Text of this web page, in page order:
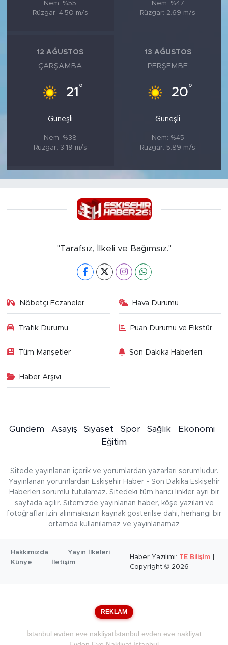
Nem: %55
Rüzgar: 4.50 m/s
Nem: %47
Rüzgar: 2.69 m/s
12 AĞUSTOS
ÇARŞAMBA
21 °
Güneşli
Nem: %38
Rüzgar: 3.19 m/s
13 AĞUSTOS
PERŞEMBE
20°
Güneşli
Nem: %45
Rüzgar: 5.89 m/s
"Tarafsız, İlkeli ve Bağımsız."
Nöbetçi Eczaneler Hava Durumu
Trafik Durumu Puan Durumu ve Fikstür
Tüm Manşetler Son Dakika Haberleri
Haber Arşivi
Gündem Asayiş Siyaset Spor Sağlık
Ekonomi
Eğitim
Sitede yayınlanan içerik ve yorumlardan yazarları sorumludur.
Yayınlanan yorumlardan Eskişehir Haber - Son Dakika Eskişehir
Haberleri sorumlu tutulamaz. Sitedeki tüm harici linkler ayrı bir
sayfada açılır. Sitemizde yayınlanan haber, köşe yazıları ve
fotoğraflar izin alınmaksızın kaynak gösterilse dahi, herhangi bir
ortamda kullanılamaz ve yayınlanamaz
Hakkımızda
Yayın İlkeleri
Künye
İletişim
Haber Yazılımı: TE Bilişim
Copyright © 2026
REKLAM
İstanbul evden eve nakliyatİstanbul evden eve nakliyat